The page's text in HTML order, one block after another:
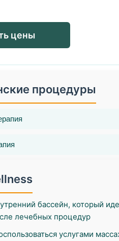
цены
процедуры
бассейн, который
лечебных процедур
услугами